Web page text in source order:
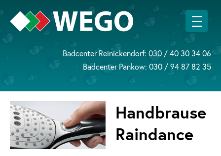
Badcenter Reinickendorf: 030 / 40 30 34 06
Badcenter Pankow: 030 / 94 87 82 35
Handbrause
Raindance